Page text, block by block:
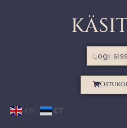
Logi
EN ET